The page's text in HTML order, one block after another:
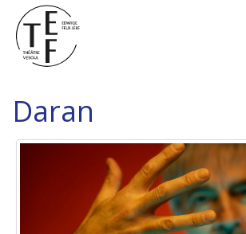
OPÉRA PROMENADE
Daran